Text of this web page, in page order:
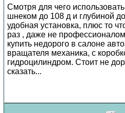
Смотря для чего
шнеком до 108 д и глубиной
удобная установка, плюс то
раз , даже не
купить недорого в салоне
вращателя механика, с
гидроцилиндром. Стоит не
сказать...